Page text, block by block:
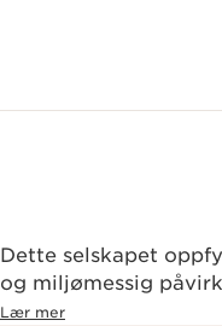
Dette selskapet
og miljømessig
Lær mer